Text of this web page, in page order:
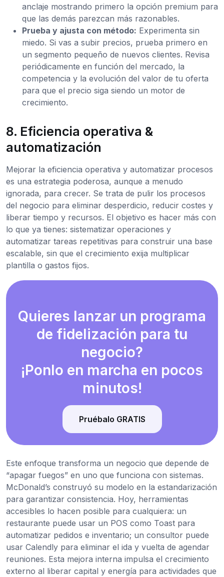
anclaje mostrando primero la opción premium para
que las demás parezcan más razonables.
Prueba y ajusta con método: Experimenta sin
miedo. Si vas a subir precios, prueba primero en
un segmento pequeño de nuevos clientes. Revisa
periódicamente en función del mercado, la
competencia y la evolución del valor de tu oferta
para que el precio siga siendo un motor de
crecimiento.
8. Eficiencia operativa &
automatización
Mejorar la eficiencia operativa y automatizar procesos
es una estrategia poderosa, aunque a menudo
ignorada, para crecer. Se trata de pulir los procesos
del negocio para eliminar desperdicio, reducir costes y
liberar tiempo y recursos. El objetivo es hacer más con
lo que ya tienes: sistematizar operaciones y
automatizar tareas repetitivas para construir una base
escalable, sin que el crecimiento exija multiplicar
plantilla o gastos fijos.
Quieres lanzar un programa
de fidelización para tu
negocio?
¡Ponlo en marcha en pocos
minutos!
Pruébalo GRATIS
Este enfoque transforma un negocio que depende de
“apagar fuegos” en uno que funciona con sistemas.
McDonald’s construyó su modelo en la estandarización
para garantizar consistencia. Hoy, herramientas
accesibles lo hacen posible para cualquiera: un
restaurante puede usar un POS como Toast para
automatizar pedidos e inventario; un consultor puede
usar Calendly para eliminar el ida y vuelta de agendar
reuniones. Esta mejora interna impulsa el crecimiento
externo al liberar capital y energía para actividades que